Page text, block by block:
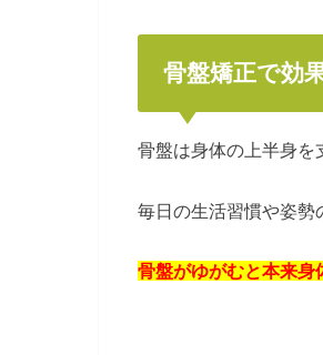
骨盤矯正で効
骨盤は身体の上半身を
毎日の生活習慣や姿勢
骨盤がゆがむと本来身